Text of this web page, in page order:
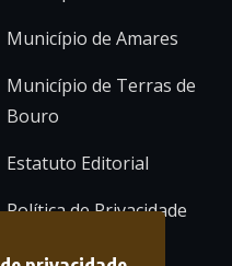
Município de Amares
Município de Terras de
Bouro
Estatuto Editorial
Política de Privacidade